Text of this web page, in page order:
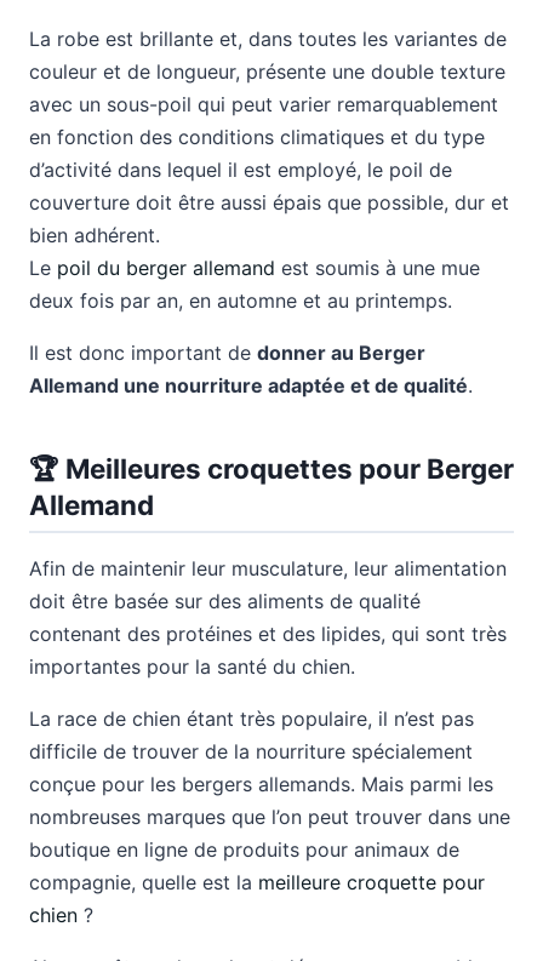
La robe est brillante et, dans toutes les variantes de
couleur et de longueur, présente une double texture
avec un sous-poil qui peut varier remarquablement
en fonction des conditions climatiques et du type
d’activité dans lequel il est employé, le poil de
couverture doit être aussi épais que possible, dur et
bien adhérent.
Le poil du berger allemand est soumis à une mue
deux fois par an, en automne et au printemps.
Il est donc important de donner au Berger
Allemand une nourriture adaptée et de qualité.
🏆 Meilleures croquettes pour Berger
Allemand
Afin de maintenir leur musculature, leur alimentation
doit être basée sur des aliments de qualité
contenant des protéines et des lipides, qui sont très
importantes pour la santé du chien.
La race de chien étant très populaire, il n’est pas
difficile de trouver de la nourriture spécialement
conçue pour les bergers allemands. Mais parmi les
nombreuses marques que l’on peut trouver dans une
boutique en ligne de produits pour animaux de
compagnie, quelle est la meilleure croquette pour
chien ?